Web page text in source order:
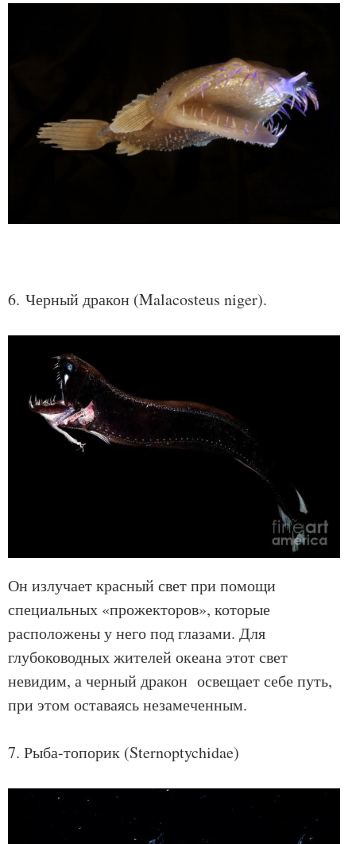
6. Черный дракон (Malacosteus niger).
Он излучает красный свет при помощи
специальных «прожекторов», которые
расположены у него под глазами. Для
глубоководных жителей океана этот свет
невидим, а черный дракон освещает себе путь,
при этом оставаясь незамеченным.
7. Рыба-топорик (Sternoptychidae)